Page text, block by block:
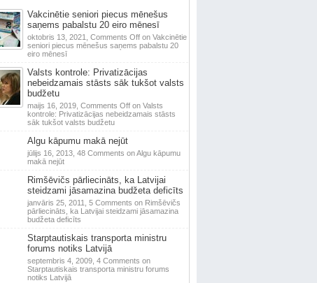
Vakcinētie seniori piecus mēnešus
saņems pabalstu 20 eiro mēnesī
oktobris 13, 2021, Comments Offon Vakcinētie
seniori piecus mēnešus saņems pabalstu 20
eiro mēnesī
Valsts kontrole: Privatizācijas
nebeidzamais stāsts sāk tukšot valsts
budžetu
maijs 16, 2019, Comments Offon Valsts
kontrole: Privatizācijas nebeidzamais stāsts
sāk tukšot valsts budžetu
Algu kāpumu makā nejūt
jūlijs 16, 2013, 48 Comments on Algu kāpumu
makā nejūt
Rimšēvičs pārliecināts, ka Latvijai
steidzami jāsamazina budžeta deficīts
janvāris 25, 2011, 5 Comments on Rimšēvičs
pārliecināts, ka Latvijai steidzami jāsamazina
budžeta deficīts
Starptautiskais transporta ministru
forums notiks Latvijā
septembris 4, 2009, 4 Comments on
Starptautiskais transporta ministru forums
notiks Latvijā